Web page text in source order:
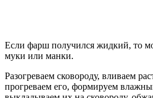
Если фарш получился жидкий, то
муки или манки.
Разогреваем сковороду, вливаем
прогреваем его, формируем